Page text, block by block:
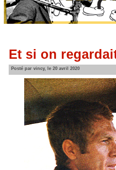
Et si on
Posté par vincy, le 20 avril 2020